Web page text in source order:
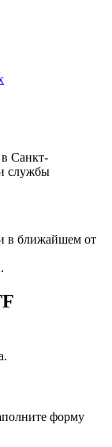
в Санкт-
службы
в ближайшем от
форму